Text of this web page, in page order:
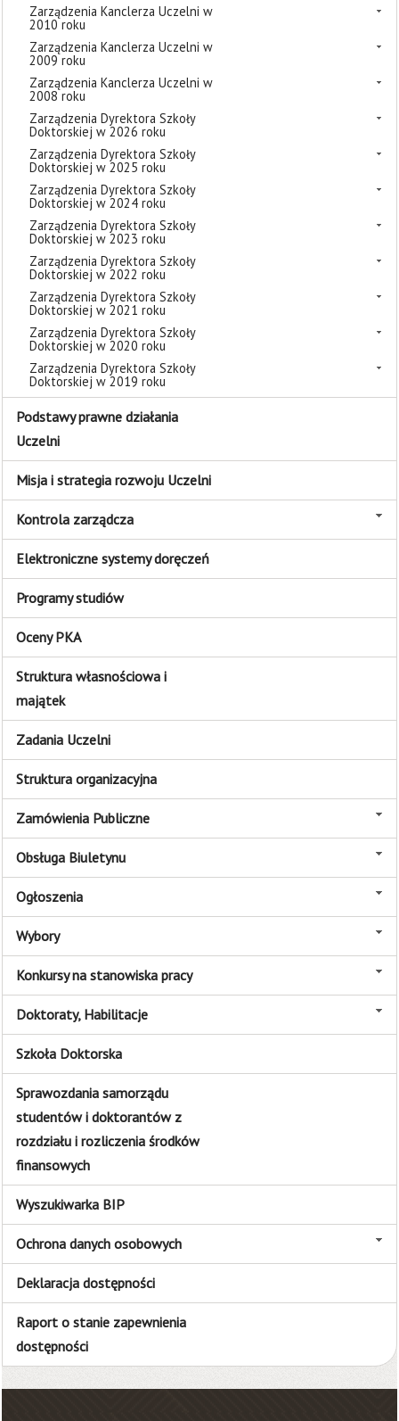
Zarządzenia Kanclerza Uczelni w
2010 roku
Zarządzenia Kanclerza Uczelni w
2009 roku
Zarządzenia Kanclerza Uczelni w
2008 roku
Zarządzenia Dyrektora Szkoły
Doktorskiej w 2026 roku
Zarządzenia Dyrektora Szkoły
Doktorskiej w 2025 roku
Zarządzenia Dyrektora Szkoły
Doktorskiej w 2024 roku
Zarządzenia Dyrektora Szkoły
Doktorskiej w 2023 roku
Zarządzenia Dyrektora Szkoły
Doktorskiej w 2022 roku
Zarządzenia Dyrektora Szkoły
Doktorskiej w 2021 roku
Zarządzenia Dyrektora Szkoły
Doktorskiej w 2020 roku
Zarządzenia Dyrektora Szkoły
Doktorskiej w 2019 roku
Podstawy prawne działania
Uczelni
Misja i strategia rozwoju Uczelni
Kontrola zarządcza
Elektroniczne systemy doręczeń
Programy studiów
Oceny PKA
Struktura własnościowa i
majątek
Zadania Uczelni
Struktura organizacyjna
Zamówienia Publiczne
Obsługa Biuletynu
Ogłoszenia
Wybory
Konkursy na stanowiska pracy
Doktoraty, Habilitacje
Szkoła Doktorska
Sprawozdania samorządu
studentów i doktorantów z
rozdziału i rozliczenia środków
finansowych
Wyszukiwarka BIP
Ochrona danych osobowych
Deklaracja dostępności
Raport o stanie zapewnienia
dostępności